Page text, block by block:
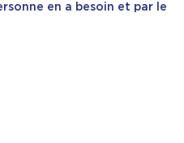
en a besoin et par le